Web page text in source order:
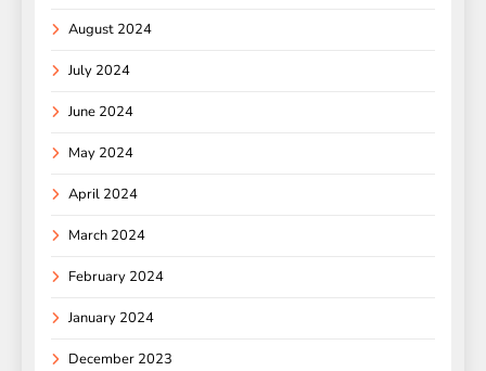
August 2024
July 2024
June 2024
May 2024
April 2024
March 2024
February 2024
January 2024
December 2023